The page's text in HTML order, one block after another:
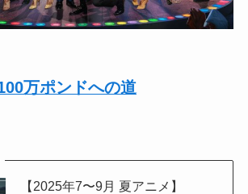
万ポンドへの道
【2025年7〜9月 夏アニメ】